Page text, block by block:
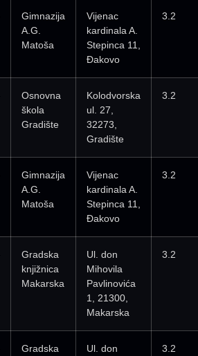
Gimnazija
A.G.
Matoša
Vijenac
kardinala A.
Stepinca 11,
Đakovo
3.2
Osnovna
škola
Gradište
Kolodvorska
ul. 27,
32273,
Gradište
3.2
Gimnazija
A.G.
Matoša
Vijenac
kardinala A.
Stepinca 11,
Đakovo
3.2
Gradska
knjižnica
Makarska
Ul. don
Mihovila
Pavlinovića
1, 21300,
Makarska
3.2
Gradska Ul. don 3.2